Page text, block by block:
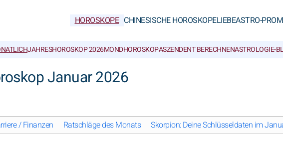
HOROSKOPE CHINESISCHE HOROSKOPELIEBEASTRO-
JAHRESHOROSKOP 2026MONDHOROSKOPASZENDENT BERECHNENASTROLOGIE-
Januar 2026
/ Finanzen Ratschläge des Monats Skorpion: Deine Schlüsseldaten im